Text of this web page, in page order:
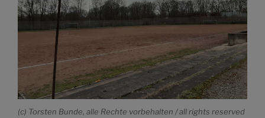
(c) Torsten Bunde, alle Rechte vorbehalten / all rights reserved